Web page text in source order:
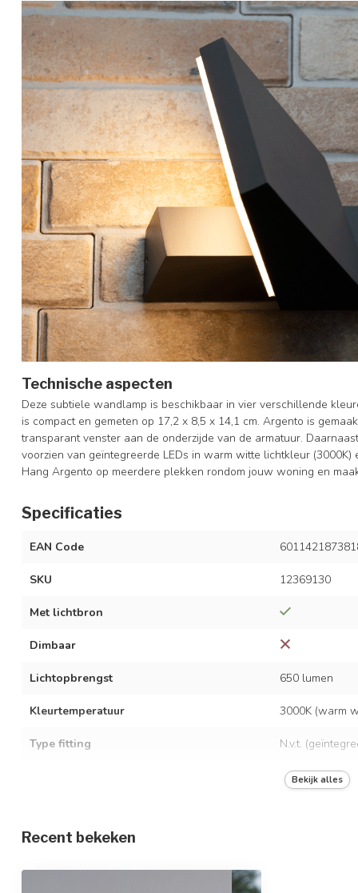
Technische aspecten
Deze subtiele wandlamp is beschikbaar in vier verschillende
is compact en gemeten op 17,2 x 8,5 x 14,1 cm. Argento is
transparant venster aan de onderzijde van de armatuur.
voorzien van geïntegreerde LEDs in warm witte lichtkleur
Hang Argento op meerdere plekken rondom jouw woning en
Specificaties
EAN Code
SKU 12369130
Met lichtbron
Dimbaar
Lichtopbrengst 650 lumen
Kleurtemperatuur 3000K (warm
Type fitting N.v.t.
13 watt
Frequentie
Bekijk alles
Recent bekeken